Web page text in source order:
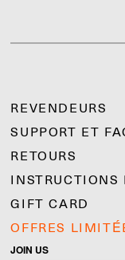
REVENDEURS
SUPPORT ET
RETOURS
INSTRUCTIONS
GIFT CARD
OFFRES
JOIN US